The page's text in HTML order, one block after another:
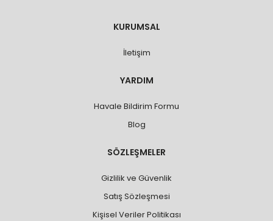
KURUMSAL
İletişim
YARDIM
Havale Bildirim Formu
Blog
SÖZLEŞMELER
Gizlilik ve Güvenlik
Satış Sözleşmesi
Kişisel Veriler Politikası